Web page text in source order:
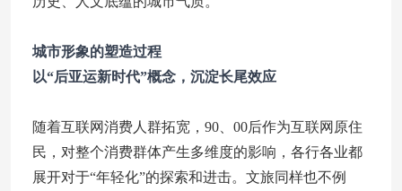
城市形象的塑造过程
以“后亚运新时代”概念，沉淀长尾效应
随着互联网消费人群拓宽，90、00后作为互联网原住
民，对整个消费群体产生多维度的影响，各行各业都
展开对于“年轻化”的探索和进击。文旅同样也不例